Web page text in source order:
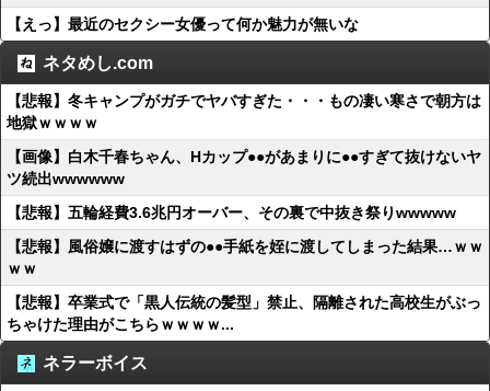
【えっ】最近のセクシー女優って何か魅力が無いな
ネタめし.com
【悲報】冬キャンプがガチでヤバすぎた・・・もの凄い寒さで朝方は
地獄ｗｗｗｗ
【画像】白木千春ちゃん、Hカップ●●があまりに●●すぎて抜けないヤ
ツ続出wwwwww
【悲報】五輪経費3.6兆円オーバー、その裏で中抜き祭りwwwww
【悲報】風俗嬢に渡すはずの●●手紙を姪に渡してしまった結果…ｗｗ
ｗｗ
【悲報】卒業式で「黒人伝統の髪型」禁止、隔離された高校生がぶっ
ちゃけた理由がこちらｗｗｗｗ...
ネラーボイス